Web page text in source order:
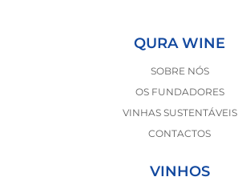
QURA WINE
SOBRE NÓS
OS FUNDADORES
VINHAS SUSTENTÁVEIS
CONTACTOS
VINHOS